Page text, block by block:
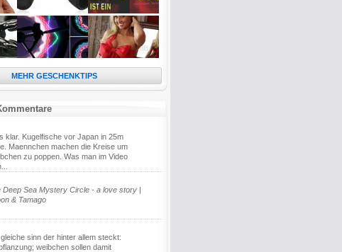
MEHR GESCHENKTIPS
klar. Kugelfische vor Japan in 25m
Maennchen machen die Kreise um
zu poppen. Was man im Video
Deep Sea Mystery Circle - a love story |
& Tamago
sinn der hinter allem steckt:
weibchen sollen damit